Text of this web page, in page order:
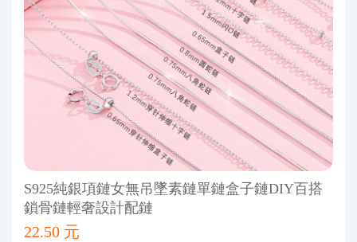
S925純銀項鏈女無吊墜素鏈單鏈盒子鏈DIY百搭
鎖骨鏈輕奢設計配鏈
22.50 元